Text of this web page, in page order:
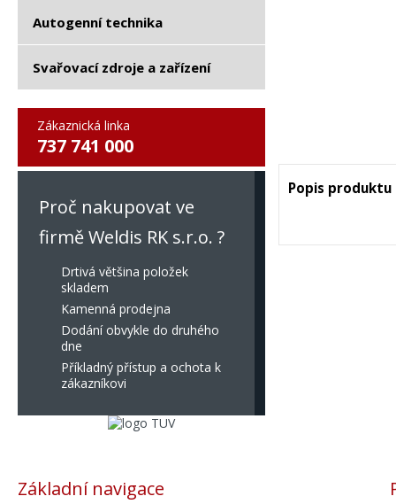
Autogenní technika
Svařovací zdroje a zařízení
Zákaznická linka
737 741 000
Proč nakupovat ve
firmě Weldis RK s.r.o. ?
Drtivá většina položek
skladem
Kamenná prodejna
Dodání obvykle do druhého
dne
Příkladný přístup a ochota k
zákazníkovi
Popis produktu
Základní navigace